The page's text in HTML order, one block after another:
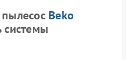
Beko
системы